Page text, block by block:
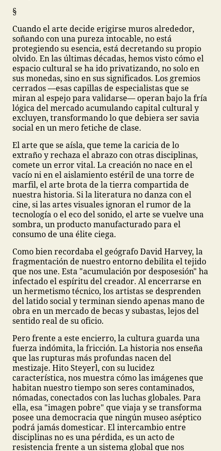
§
Cuando el arte decide erigirse muros alrededor,
soñando con una pureza intocable, no está
protegiendo su esencia, está decretando su propio
olvido. En las últimas décadas, hemos visto cómo el
espacio cultural se ha ido privatizando, no solo en
sus monedas, sino en sus significados. Los gremios
cerrados —esas capillas de especialistas que se
miran al espejo para validarse— operan bajo la fría
lógica del mercado acumulando capital cultural y
excluyen, transformando lo que debiera ser savia
social en un mero fetiche de clase.
El arte que se aísla, que teme la caricia de lo
extraño y rechaza el abrazo con otras disciplinas,
comete un error vital. La creación no nace en el
vacío ni en el aislamiento estéril de una torre de
marfil, el arte brota de la tierra compartida de
nuestra historia. Si la literatura no danza con el
cine, si las artes visuales ignoran el rumor de la
tecnología o el eco del sonido, el arte se vuelve una
sombra, un producto manufacturado para el
consumo de una élite ciega.
Como bien recordaba el geógrafo David Harvey, la
fragmentación de nuestro entorno debilita el tejido
que nos une. Esta "acumulación por desposesión" ha
infectado el espíritu del creador. Al encerrarse en
un hermetismo técnico, los artistas se desprenden
del latido social y terminan siendo apenas mano de
obra en un mercado de becas y subastas, lejos del
sentido real de su oficio.
Pero frente a este encierro, la cultura guarda una
fuerza indómita, la fricción. La historia nos enseña
que las rupturas más profundas nacen del
mestizaje. Hito Steyerl, con su lucidez
característica, nos muestra cómo las imágenes que
habitan nuestro tiempo son seres contaminados,
nómadas, conectados con las luchas globales. Para
ella, esa "imagen pobre" que viaja y se transforma
posee una democracia que ningún museo aséptico
podrá jamás domesticar. El intercambio entre
disciplinas no es una pérdida, es un acto de
resistencia frente a un sistema global que nos